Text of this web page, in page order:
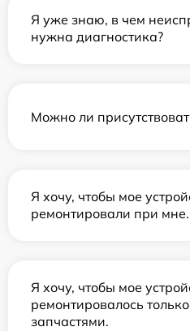
Я уже знаю, в чем
нужна диагностика?
Можно ли
Я хочу, чтобы мое
ремонтировали при мне.
Я хочу, чтобы мое
ремонтировалось
запчастями.